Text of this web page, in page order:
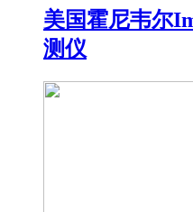
美国霍尼韦尔
测仪